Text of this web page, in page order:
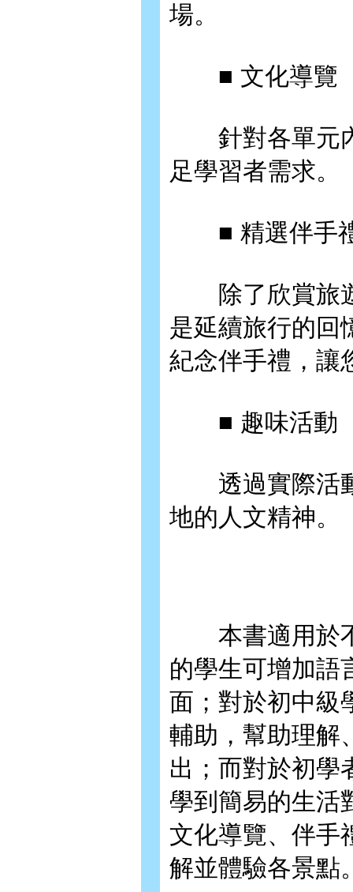
場。
■ 文化導覽
針對各單元內
足學習者需求。
■ 精選伴手
除了欣賞旅遊
是延續旅行的回
紀念伴手禮，讓
■ 趣味活動
透過實際活動
地的人文精神。
本書適用於不
的學生可增加語
面；對於初中級
輔助，幫助理解
出；而對於初學
學到簡易的生活
文化導覽、伴手
解並體驗各景點